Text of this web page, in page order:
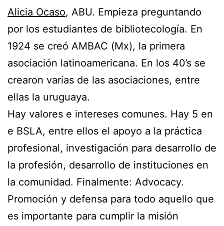
Alicia Ocaso, ABU. Empieza preguntando
por los estudiantes de bibliotecología. En
1924 se creó AMBAC (Mx), la primera
asociación latinoamericana. En los 40’s se
crearon varias de las asociaciones, entre
ellas la uruguaya.
Hay valores e intereses comunes. Hay 5 en
e BSLA, entre ellos el apoyo a la práctica
profesional, investigación para desarrollo de
la profesión, desarrollo de instituciones en
la comunidad. Finalmente: Advocacy.
Promoción y defensa para todo aquello que
es importante para cumplir la misión